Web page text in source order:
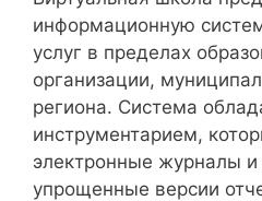
информационную
услуг в пределах
организации,
региона. Система
инструментарием,
электронные журналы
упрощенные версии